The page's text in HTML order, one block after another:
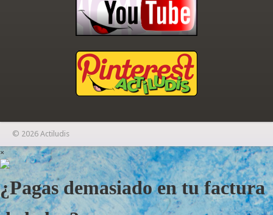
© 2026 Actiludis
×
¿Pagas demasiado en tu factura